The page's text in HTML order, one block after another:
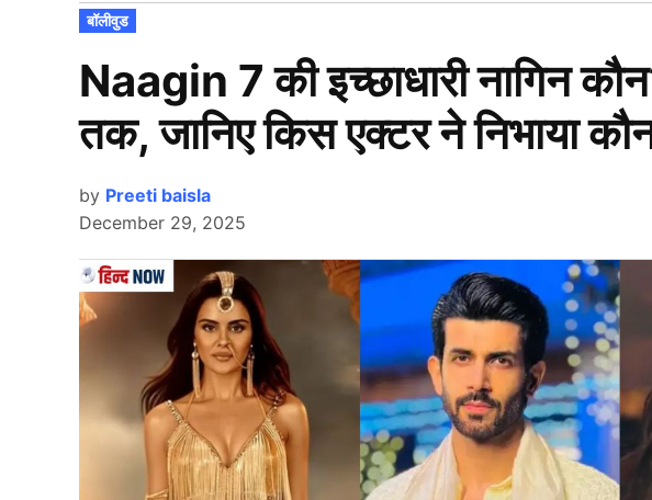
POSTED
IN
बॉलीवुड
Naagin 7 की इच्छाधारी नागिन
तक, जानिए किस एक्टर ने निभाया
by Preeti baisla
December 29, 2025